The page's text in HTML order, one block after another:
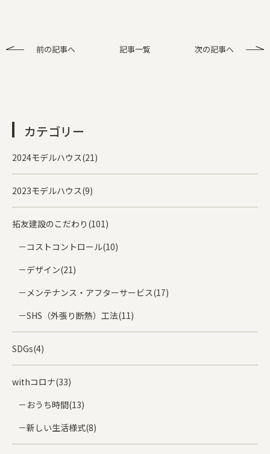
前の記事へ 記事一覧 次の記事へ
カテゴリー
2024モデルハウス(21)
2023モデルハウス(9)
拓友建設のこだわり(101)
コストコントロール(10)
デザイン(21)
メンテナンス・アフターサービス(17)
SHS（外張り断熱）工法(11)
SDGs(4)
withコロナ(33)
おうち時間(13)
新しい生活様式(8)